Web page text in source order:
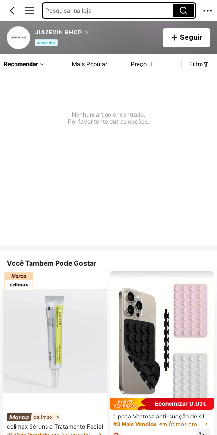
Pesquisar na loja
JIAZEXIN SHOP
Vendedor
Seguir
Recomendar Mais Popular Preço Filtro
Nenhum artigo encontrado.
Por favor tente outras opções.
Você Também Pode Gostar
celimax
celimax Séruns e Tratamento Facial
Economizar 0,03€
1 peça Ventosa anti-sucção de silic
one para telemóvel, 28 peças Vento
sas de silicone (almofadas de sucç
#3 Mais Vendido em Ótimos produtos para dormir Artigos essenciais